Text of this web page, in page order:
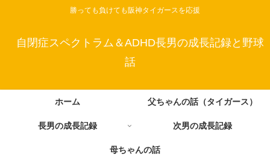
勝っても負けても阪神タイガースを応援
自閉症スペクトラム＆ADHD長男の成長記録と野球
話
ホーム 父ちゃんの話（タイガース）
長男の成長記録 次男の成長記録
母ちゃんの話